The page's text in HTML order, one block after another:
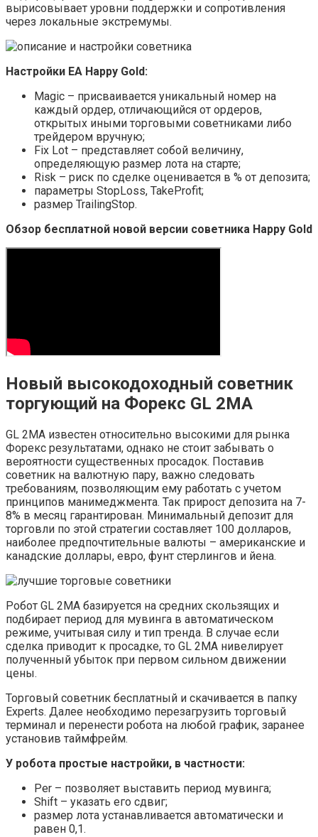
вырисовывает уровни поддержки и сопротивления
через локальные экстремумы.
Настройки EA Happy Gold:
Magic – присваивается уникальный номер на
каждый ордер, отличающийся от ордеров,
открытых иными торговыми советниками либо
трейдером вручную;
Fix Lot – представляет собой величину,
определяющую размер лота на старте;
Risk – риск по сделке оценивается в % от депозита;
параметры StopLoss, TakeProfit;
размер TrailingStop.
Обзор бесплатной новой версии советника Happy Gold
Новый высокодоходный советник
торгующий на Форекс GL 2MA
GL 2MA известен относительно высокими для рынка
Форекс результатами, однако не стоит забывать о
вероятности существенных просадок. Поставив
советник на валютную пару, важно следовать
требованиям, позволяющим ему работать с учетом
принципов манимеджмента. Так прирост депозита на 7-
8% в месяц гарантирован. Минимальный депозит для
торговли по этой стратегии составляет 100 долларов,
наиболее предпочтительные валюты – американские и
канадские доллары, евро, фунт стерлингов и йена.
Робот GL 2MA базируется на средних скользящих и
подбирает период для мувинга в автоматическом
режиме, учитывая силу и тип тренда. В случае если
сделка приводит к просадке, то GL 2MA нивелирует
полученный убыток при первом сильном движении
цены.
Торговый советник бесплатный и скачивается в папку
Experts. Далее необходимо перезагрузить торговый
терминал и перенести робота на любой график, заранее
установив таймфрейм.
У робота простые настройки, в частности:
Per – позволяет выставить период мувинга;
Shift – указать его сдвиг;
размер лота устанавливается автоматически и
равен 0,1.